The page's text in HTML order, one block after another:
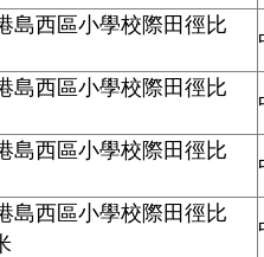
島西區小學校際田徑比
島西區小學校際田徑比
島西區小學校際田徑比
島西區小學校際田徑比